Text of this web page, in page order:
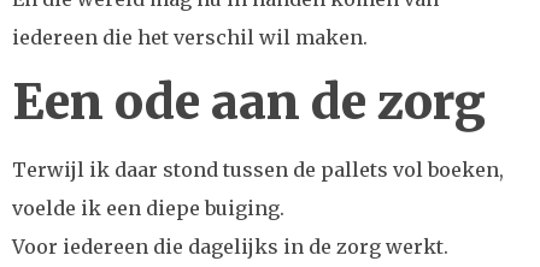
iedereen die het verschil wil maken.
Een ode aan de zorg
Terwijl ik daar stond tussen de pallets vol boeken,
voelde ik een diepe buiging.
Voor iedereen die dagelijks in de zorg werkt.